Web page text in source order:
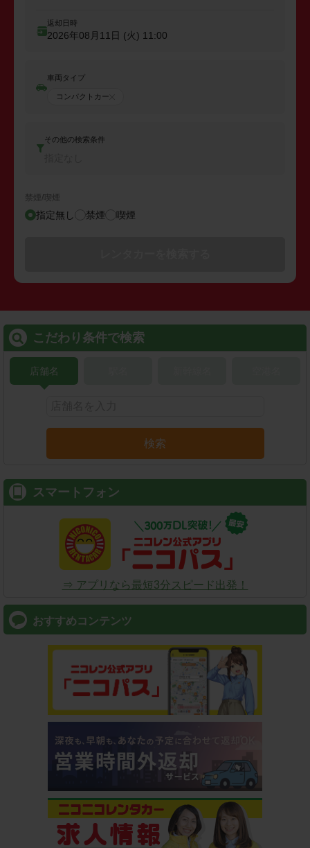
返却日時
2026年08月11日 (火) 11:00
車両タイプ
コンパクトカー
その他の検索条件
禁煙/喫煙
指定無し 禁煙 喫煙
こだわり条件で検索
店舗名
検索
スマートフォン
⇒ アプリなら最短3分スピード出発！
おすすめコンテンツ